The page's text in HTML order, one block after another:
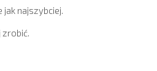
najszybciej.
zrobić.